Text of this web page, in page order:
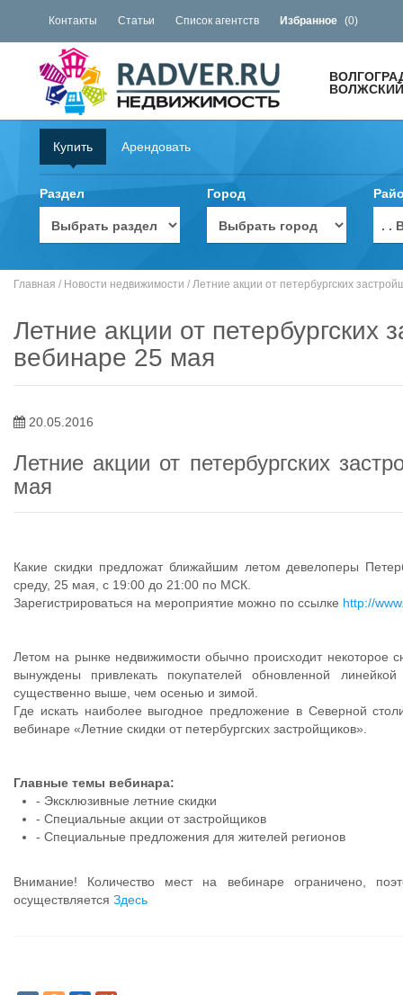
Контакты Статьи Список агентств Избранное (0)
ВОЛЖСКИЙ
Купить Арендовать
Раздел Город
. .
Главная / Новости недвижимости / Летние акции от петербургских
Летние акции от петербургских
вебинаре 25 мая
20.05.2016
Летние акции от петербургских
мая
Какие скидки предложат ближайшим летом девелоперы
среду, 25 мая, с 19:00 до 21:00 по МСК.
Зарегистрироваться на мероприятие можно по ссылке http://
Летом на рынке недвижимости обычно происходит некоторое
вынуждены привлекать покупателей обновленной
существенно выше, чем осенью и зимой.
Где искать наиболее выгодное предложение в Северной
вебинаре «Летние скидки от петербургских застройщиков».
Главные темы вебинара:
- Эксклюзивные летние скидки
- Специальные акции от застройщиков
- Cпециальные предложения для жителей регионов
Внимание! Количество мест на вебинаре ограничено,
осуществляется Здесь